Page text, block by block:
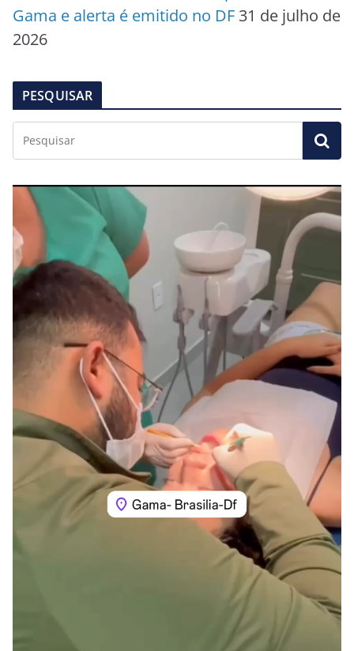
Gama e alerta é emitido no DF 31 de julho de
2026
PESQUISAR